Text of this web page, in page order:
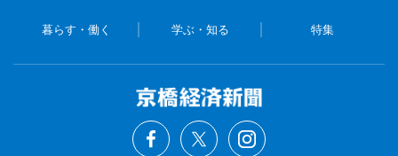
暮らす・働く 学ぶ・知る 特集